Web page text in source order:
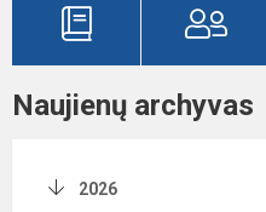
Naujienų archyvas
2026